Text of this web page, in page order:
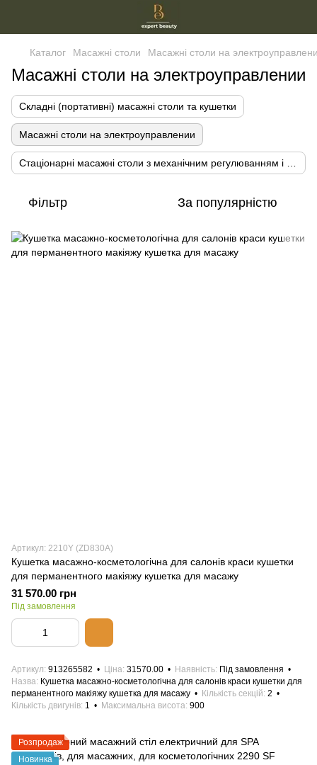
Каталог Масажні столи Масажні столи на
Масажні столи на электроуправлении
Складні (портативні) масажні столи та кушетки
Масажні столи на электроуправлении
Фільтр За популярністю
Артикул: 2210Y (ZD830A)
Кушетка масажно-косметологічна для салонів краси кушетки
для перманентного макіяжу кушетка для масажу
31 570.00 грн
Під замовлення
Артикул 913265582 Ціна 31570.00 Наявність Під замовлення
Назва Кушетка масажно-косметологічна для салонів краси кушетки для
перманентного макіяжу кушетка для масажу
Кількість секцій 2
Кількість двигунів 1 Максимальна висота 900
Розпродаж
Новинка